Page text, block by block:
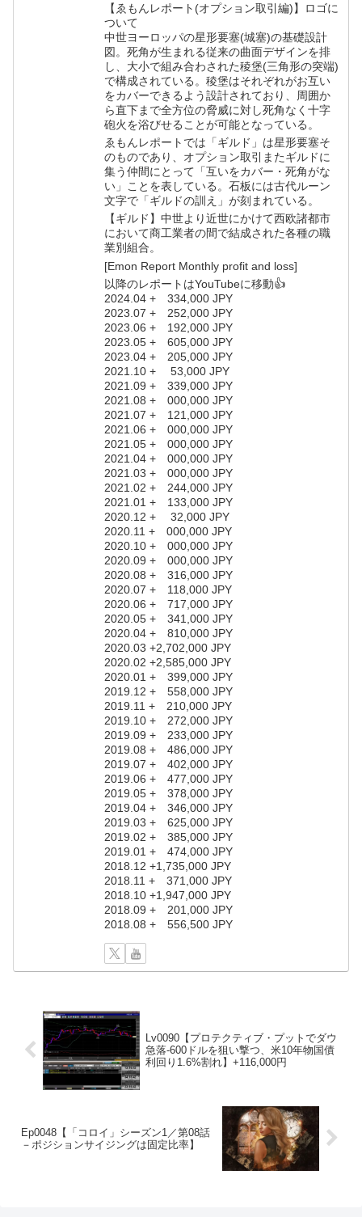
【ゑもんレポート(オプション取引編)】ロゴに
ついて
中世ヨーロッパの星形要塞(城塞)の基礎設計
図。死角が生まれる従来の曲面デザインを排
し、大小で組み合わされた稜堡(三角形の突端)
で構成されている。稜堡はそれぞれがお互い
をカバーできるよう設計されており、周囲か
ら直下まで全方位の脅威に対し死角なく十字
砲火を浴びせることが可能となっている。
ゑもんレポートでは「ギルド」は星形要塞そ
のものであり、オプション取引またギルドに
集う仲間にとって「互いをカバー・死角がな
い」ことを表している。石板には古代ルーン
文字で「ギルドの訓え」が刻まれている。
【ギルド】中世より近世にかけて西欧諸都市
において商工業者の間で結成された各種の職
業別組合。
[Emon Report Monthly profit and loss]
以降のレポートはYouTubeに移動👍
2024.04 + 334,000 JPY
2023.07 + 252,000 JPY
2023.06 + 192,000 JPY
2023.05 + 605,000 JPY
2023.04 + 205,000 JPY
2021.10 + 53,000 JPY
2021.09 + 339,000 JPY
2021.08 + 000,000 JPY
2021.07 + 121,000 JPY
2021.06 + 000,000 JPY
2021.05 + 000,000 JPY
2021.04 + 000,000 JPY
2021.03 + 000,000 JPY
2021.02 + 244,000 JPY
2021.01 + 133,000 JPY
2020.12 + 32,000 JPY
2020.11 + 000,000 JPY
2020.10 + 000,000 JPY
2020.09 + 000,000 JPY
2020.08 + 316,000 JPY
2020.07 + 118,000 JPY
2020.06 + 717,000 JPY
2020.05 + 341,000 JPY
2020.04 + 810,000 JPY
2020.03 +2,702,000 JPY
2020.02 +2,585,000 JPY
2020.01 + 399,000 JPY
2019.12 + 558,000 JPY
2019.11 + 210,000 JPY
2019.10 + 272,000 JPY
2019.09 + 233,000 JPY
2019.08 + 486,000 JPY
2019.07 + 402,000 JPY
2019.06 + 477,000 JPY
2019.05 + 378,000 JPY
2019.04 + 346,000 JPY
2019.03 + 625,000 JPY
2019.02 + 385,000 JPY
2019.01 + 474,000 JPY
2018.12 +1,735,000 JPY
2018.11 + 371,000 JPY
2018.10 +1,947,000 JPY
2018.09 + 201,000 JPY
2018.08 + 556,500 JPY
Lv0090【プロテクティブ・プットでダウ
急落‐600ドルを狙い撃つ、米10年物国債
利回り1.6%割れ】+116,000円
Ep0048【「コロイ」シーズン1／第08話
－ポジションサイジングは固定比率】